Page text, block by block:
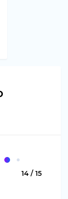
14 / 15